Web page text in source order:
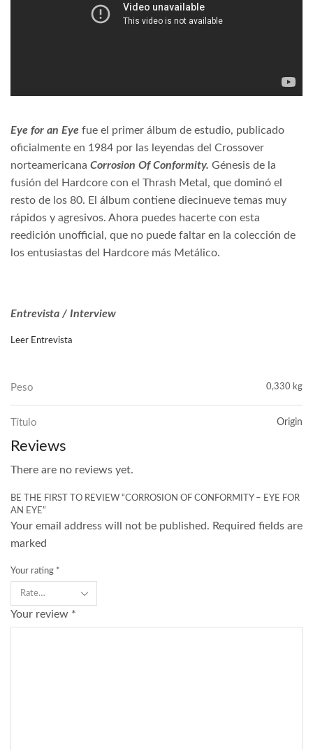
Eye for an Eye fue el primer álbum de estudio, publicado
oficialmente en 1984 por las leyendas del Crossover
norteamericana Corrosion Of Conformity. Génesis de la
fusión del Hardcore con el Thrash Metal, que dominó el
resto de los 80. El álbum contiene diecinueve temas muy
rápidos y agresivos. Ahora puedes hacerte con esta
reedición unofficial, que no puede faltar en la colección de
los entusiastas del Hardcore más Metálico.
Entrevista / Interview
Leer Entrevista
Peso 0,330 kg
Título Origin
Reviews
There are no reviews yet.
BE THE FIRST TO REVIEW “CORROSION OF CONFORMITY – EYE FOR
AN EYE”
Your email address will not be published. Required fields are
marked
Your rating *
Your review *